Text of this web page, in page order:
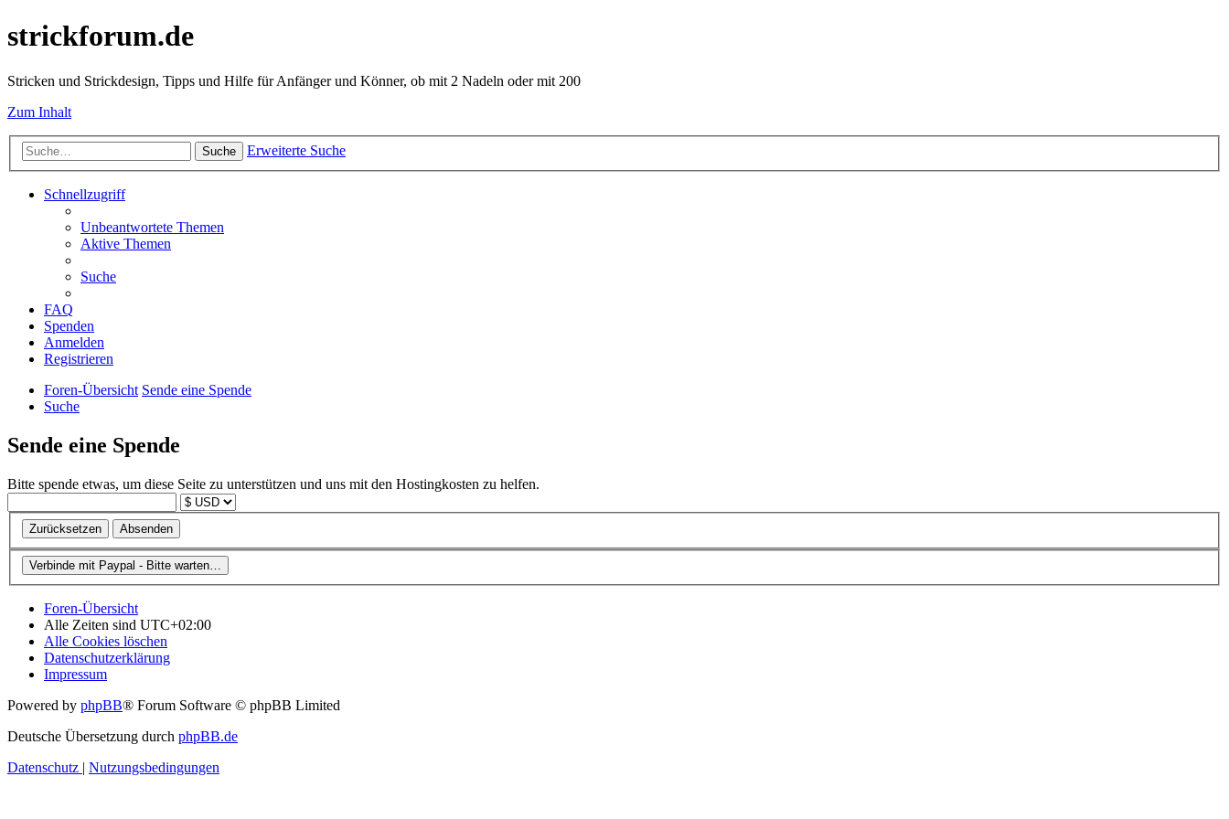
strickforum.de
Stricken und Strickdesign, Tipps und Hilfe für Anfänger und Könner, ob mit 2 Nadeln oder mit 200
Zum Inhalt
Suche Erweiterte Suche
Schnellzugriff
Unbeantwortete Themen
Aktive Themen
Suche
FAQ
Spenden
Anmelden
Registrieren
Foren-Übersicht Sende eine Spende
Suche
Sende eine Spende
Bitte spende etwas, um diese Seite zu unterstützen und uns mit den Hostingkosten zu helfen.
Foren-Übersicht
Alle Zeiten sind UTC+02:00
Alle Cookies löschen
Datenschutzerklärung
Impressum
Powered by phpBB® Forum Software © phpBB Limited
Deutsche Übersetzung durch phpBB.de
Datenschutz
Nutzungsbedingungen